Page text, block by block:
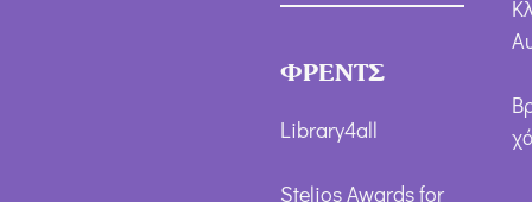
ΦΡΕΝΤΣ
Library4all
Stelios Awards for